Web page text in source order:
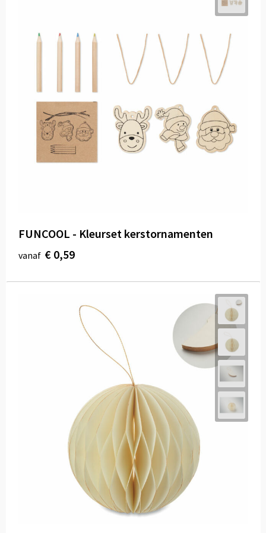
FUNCOOL - Kleurset kerstornamenten
vanaf € 0,59